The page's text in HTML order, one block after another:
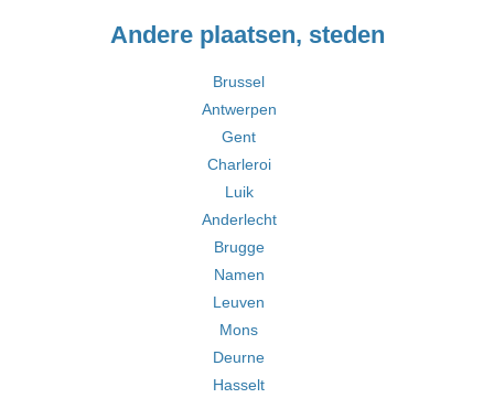
Andere plaatsen, steden
Brussel
Antwerpen
Gent
Charleroi
Luik
Anderlecht
Brugge
Namen
Leuven
Mons
Deurne
Hasselt